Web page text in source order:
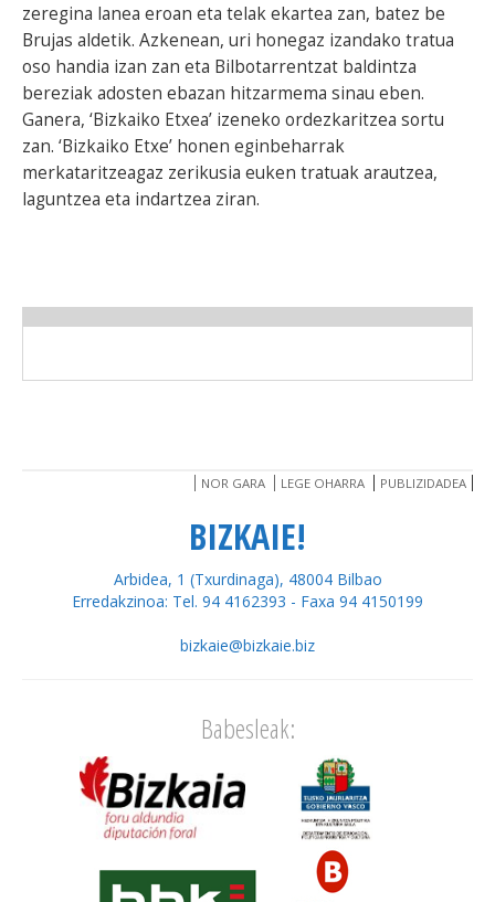
zeregina lanea eroan eta telak ekartea zan, batez be
Brujas aldetik. Azkenean, uri honegaz izandako tratua
oso handia izan zan eta Bilbotarrentzat baldintza
bereziak adosten ebazan hitzarmema sinau eben.
Ganera, ‘Bizkaiko Etxea’ izeneko ordezkaritzea sortu
zan. ‘Bizkaiko Etxe’ honen eginbeharrak
merkataritzeagaz zerikusia euken tratuak arautzea,
laguntzea eta indartzea ziran.
NOR GARA LEGE OHARRA PUBLIZIDADEA
BIZKAIE!
Arbidea, 1 (Txurdinaga), 48004 Bilbao
Erredakzinoa: Tel. 94 4162393 - Faxa 94 4150199
bizkaie@bizkaie.biz
Babesleak: